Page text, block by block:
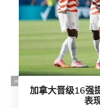
加拿大晋级16强
表